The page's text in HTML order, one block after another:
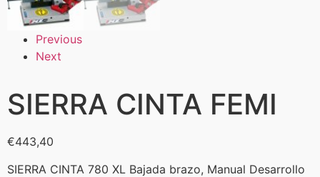
Previous
Next
SIERRA CINTA FEMI
€443,40
SIERRA CINTA 780 XL Bajada brazo, Manual Desarrollo